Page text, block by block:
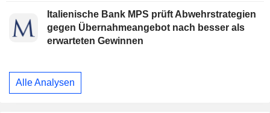
Italienische Bank MPS prüft Abwehrstrategien
gegen Übernahmeangebot nach besser als
erwarteten Gewinnen
Alle Analysen